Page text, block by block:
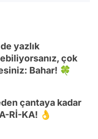
yazlık
çok
Bahar! 🍀
çantaya kadar
Rİ-KA! 👌